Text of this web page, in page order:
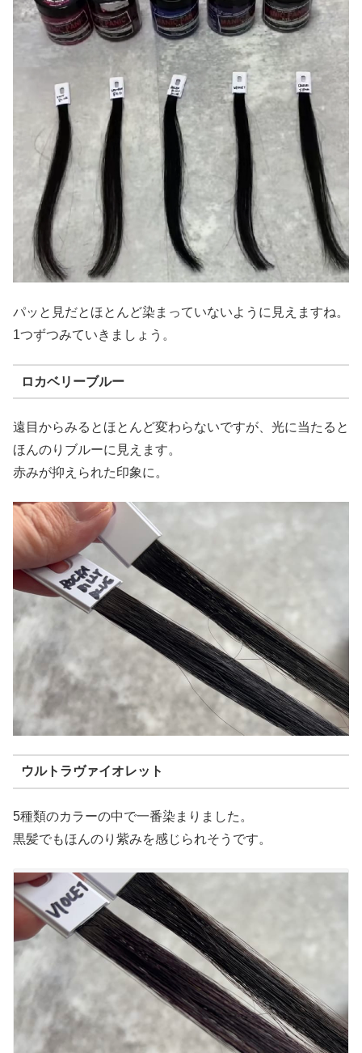
パッと見だとほとんど染まっていないように見えますね。
1つずつみていきましょう。
ロカベリーブルー
遠目からみるとほとんど変わらないですが、光に当たると
ほんのりブルーに見えます。
赤みが抑えられた印象に。
ウルトラヴァイオレット
5種類のカラーの中で一番染まりました。
黒髪でもほんのり紫みを感じられそうです。